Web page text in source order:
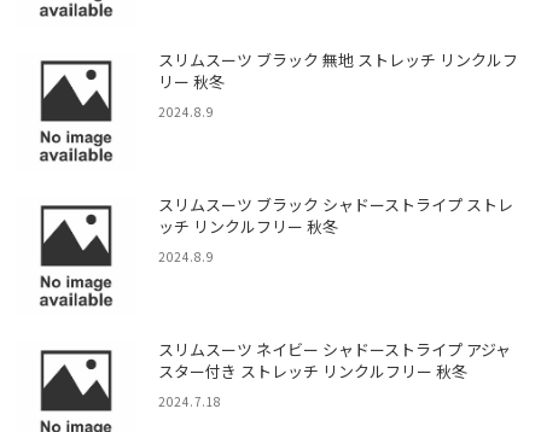
スリムスーツ ブラック 無地 ストレッチ リンクルフ
リー 秋冬
2024.8.9
スリムスーツ ブラック シャドーストライプ ストレ
ッチ リンクルフリー 秋冬
2024.8.9
スリムスーツ ネイビー シャドーストライプ アジャ
スター付き ストレッチ リンクルフリー 秋冬
2024.7.18